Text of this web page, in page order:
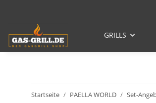
GRILLS
Startseite PAELLA WORLD Set-